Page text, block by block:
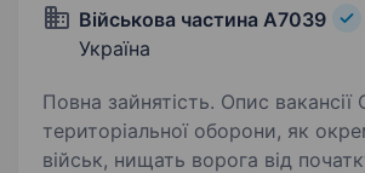
Військова частина А7039
Україна
Повна зайнятість. Опис вакансії Сили
територіальної оборони, як
військ, нищать ворога від